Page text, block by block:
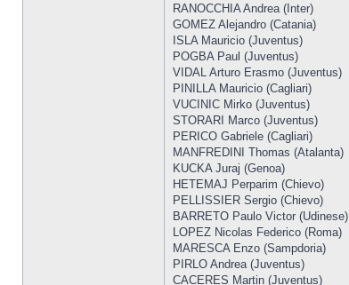
RANOCCHIA Andrea (Inter)
GOMEZ Alejandro (Catania)
ISLA Mauricio (Juventus)
POGBA Paul (Juventus)
VIDAL Arturo Erasmo (Juventus)
PINILLA Mauricio (Cagliari)
VUCINIC Mirko (Juventus)
STORARI Marco (Juventus)
PERICO Gabriele (Cagliari)
MANFREDINI Thomas (Atalanta)
KUCKA Juraj (Genoa)
HETEMAJ Perparim (Chievo)
PELLISSIER Sergio (Chievo)
BARRETO Paulo Victor (Udinese)
LOPEZ Nicolas Federico (Roma)
MARESCA Enzo (Sampdoria)
PIRLO Andrea (Juventus)
CACERES Martin (Juventus)